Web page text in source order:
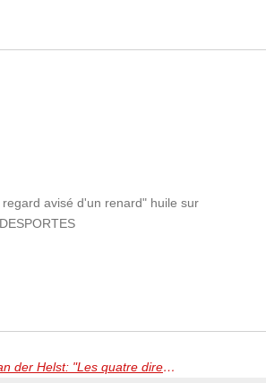
avisé d'un renard" huile sur
Copie d'après Bartholoméus van der Helst: "Les quatre directeurs de la guilde des arbalétriers de Saint Sébastien"